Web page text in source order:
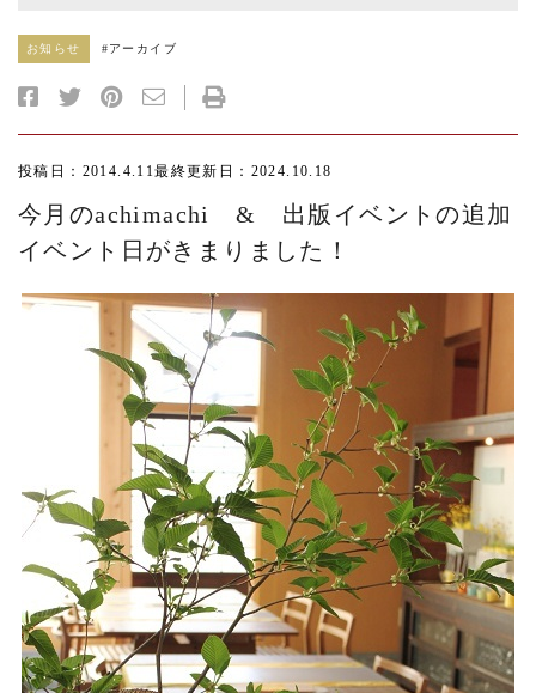
お知らせ #アーカイブ
投稿日：2014.4.11最終更新日：2024.10.18
今月のachimachi & 出版イベントの追加
イベント日がきまりました！